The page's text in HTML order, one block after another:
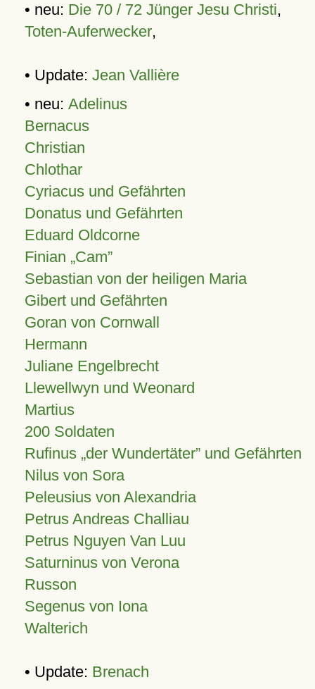
• neu: Die 70 / 72 Jünger Jesu Christi,
Toten-Auferwecker,
• Update: Jean Vallière
• neu: Adelinus
Bernacus
Christian
Chlothar
Cyriacus und Gefährten
Donatus und Gefährten
Eduard Oldcorne
Finian Cam
Sebastian von der heiligen Maria
Gibert und Gefährten
Goran von Cornwall
Hermann
Juliane Engelbrecht
Llewellwyn und Weonard
Martius
200 Soldaten
Rufinus „der Wundertäter” und Gefährten
Nilus von Sora
Peleusius von Alexandria
Petrus Andreas Challiau
Petrus Nguyen Van Luu
Saturninus von Verona
Russon
Segenus von Iona
Walterich
• Update: Brenach